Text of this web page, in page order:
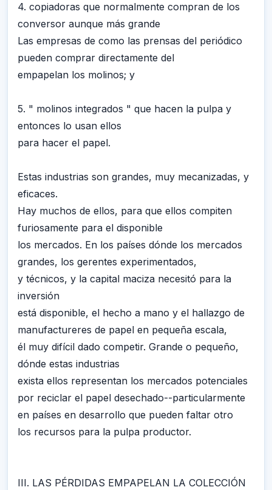
4. copiadoras que normalmente compran de los
conversor aunque más grande
Las empresas de como las prensas del periódico
pueden comprar directamente del
empapelan los molinos; y
5. " molinos integrados " que hacen la pulpa y
entonces lo usan ellos
para hacer el papel.
Estas industrias son grandes, muy mecanizadas, y
eficaces.
Hay muchos de ellos, para que ellos compiten
furiosamente para el disponible
los mercados. En los países dónde los mercados
grandes, los gerentes experimentados,
y técnicos, y la capital maciza necesitó para la
inversión
está disponible, el hecho a mano y el hallazgo de
manufactureres de papel en pequeña escala,
él muy difícil dado competir. Grande o pequeño,
dónde estas industrias
exista ellos representan los mercados potenciales
por reciclar el papel desechado--particularmente
en países en desarrollo que pueden faltar otro
los recursos para la pulpa productor.
III. LAS PÉRDIDAS EMPAPELAN LA COLECCIÓN